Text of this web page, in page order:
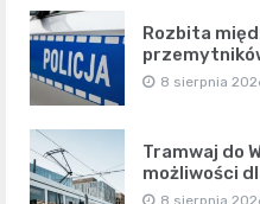
Rozbita
8 sierpnia
Tramwaj do
możliwości
8 sierpnia